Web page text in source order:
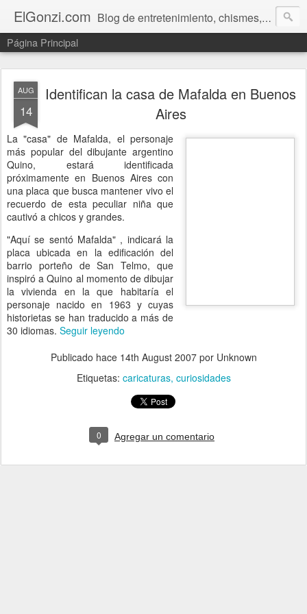
ElGonzi.com Blog de entretenimiento, chismes, humor, farándula, curiosidades, ovnis, noticias calientes, fotos, videos, paranormal y ¡más!
Página Principal
AUG
14
Identifican la casa de Mafalda en Buenos
Aires
La "casa" de Mafalda, el personaje
más popular del dibujante argentino
Quino, estará identificada
próximamente en Buenos Aires con
una placa que busca mantener vivo el
recuerdo de esta peculiar niña que
cautivó a chicos y grandes.
"Aquí se sentó Mafalda" , indicará la
placa ubicada en la edificación del
barrio porteño de San Telmo, que
inspiró a Quino al momento de dibujar
la vivienda en la que habitaría el
personaje nacido en 1963 y cuyas
historietas se han traducido a más de
30 idiomas. Seguir leyendo
Publicado hace 14th August 2007por Unknown
Etiquetas: caricaturas curiosidades
0 Agregar un comentario